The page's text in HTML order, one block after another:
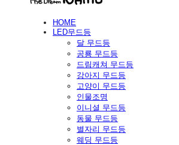
HOME
LED무드등
달 무드등
공룡 무드등
드림캐쳐 무드등
강아지 무드등
고양이 무드등
인물조명
이니셜 무드등
동물 무드등
별자리 무드등
웨딩 무드등